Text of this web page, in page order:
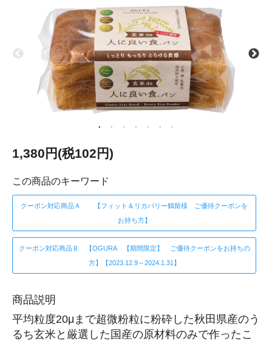
1,380円(税102円)
この商品のキーワード
クーポン対応商品Ａ 【フィット＆リカバリー鶴留様 ご優待クーポンを
お持ち方】
クーポン対応商品Ｂ 【OGURA 【期間限定】 ご優待クーポンをお持ちの
方】【2023.12.9～2024.1.31】
商品説明
平均粒度20μまで超微粉粒に粉砕した秋田県産のう
るち玄米と厳選した国産の原材料のみで作ったこ